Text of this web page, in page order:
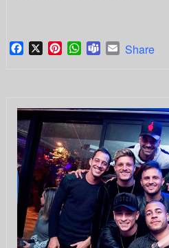
Facebook
X PinterestWhatsApp
TeamsEmail
Share